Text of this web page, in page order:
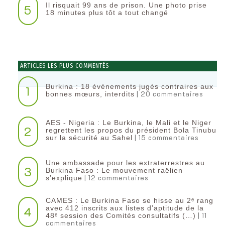
5
Il risquait 99 ans de prison. Une photo prise
18 minutes plus tôt a tout changé
ARTICLES LES PLUS COMMENTÉS
1
Burkina : 18 événements jugés contraires aux
bonnes mœurs, interdits | 20 commentaires
2
AES - Nigeria : Le Burkina, le Mali et le Niger
regrettent les propos du président Bola Tinubu
sur la sécurité au Sahel | 15 commentaires
3
Une ambassade pour les extraterrestres au
Burkina Faso : Le mouvement raëlien
s’explique | 12 commentaires
4
CAMES : Le Burkina Faso se hisse au 2ᵉ rang
avec 412 inscrits aux listes d’aptitude de la
48ᵉ session des Comités consultatifs (…) | 11
commentaires